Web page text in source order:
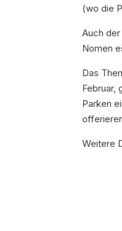
(wo die
Auch
Nomen
Das
Februar,
Parken
Weitere